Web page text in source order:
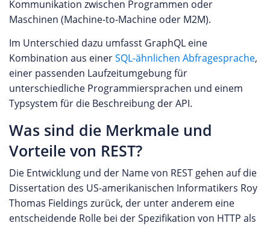
Kommunikation zwischen Programmen oder
Maschinen (Machine-to-Machine oder M2M).
Im Unterschied dazu umfasst GraphQL eine
Kombination aus einerSQL-ähnlichen Abfragesprache,
einer passenden Laufzeitumgebung für
unterschiedliche Programmiersprachen und einem
Typsystem für die Beschreibung der API.
Was sind die Merkmale und
Vorteile von REST?
Die Entwicklung und der Name von REST gehen auf die
Dissertation des US-amerikanischen Informatikers Roy
Thomas Fieldings zurück, der unter anderem eine
entscheidende Rolle bei der Spezifikation von HTTP als